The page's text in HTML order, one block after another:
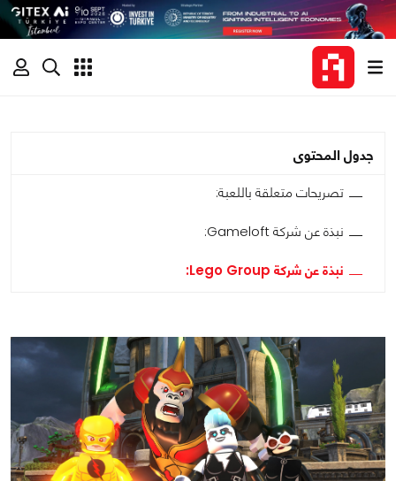
جدول المحتوى
تصريحات متعلقة باللعبة:
نبذة عن شركة Gameloft:
نبذة عن شركة Lego Group: